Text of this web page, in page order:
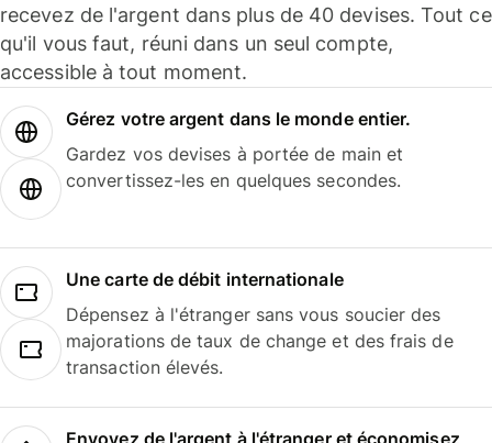
recevez de l'argent dans plus de 40 devises. Tout ce
qu'il vous faut, réuni dans un seul compte,
accessible à tout moment.
Gérez votre argent dans le monde entier.
Gardez vos devises à portée de main et
convertissez-les en quelques secondes.
Une carte de débit internationale
Dépensez à l'étranger sans vous soucier des
majorations de taux de change et des frais de
transaction élevés.